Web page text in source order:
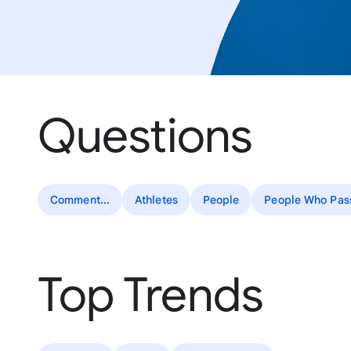
Questions
Comment... Athletes People People Who
Top Trends